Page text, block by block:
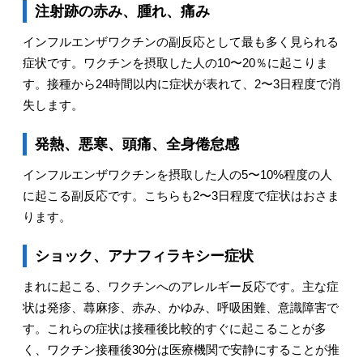
注射跡の赤み、腫れ、痛み
インフルエンザワクチンの副反応として最も多く見られる
症状です。ワクチンを摂取した人の10〜20％に起こりま
す。接種から24時間以内に症状が表れて、2〜3日程度で消
失します。
発熱、悪寒、頭痛、全身倦怠感
インフルエンザワクチンを摂取した人の5〜10%程度の人
に起こる副反応です。こちらも2〜3日程度で症状はおさま
ります。
ショック、アナフィラキシー症状
まれに起こる、ワクチンへのアレルギー反応です。主な症
状は発疹、蕁麻疹、赤み、かゆみ、呼吸困難、意識障害で
す。これらの症状は接種後比較的すぐに起こることが多
く、ワクチン接種後30分は医療機関で安静にすることが推